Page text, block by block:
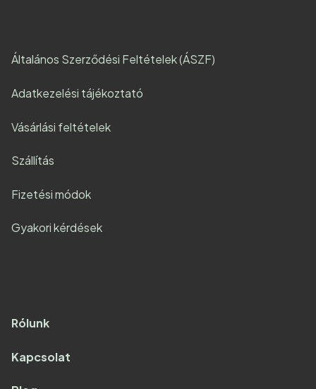
Általános Szerződési Feltételek (ÁSZF)
Adatkezelési tájékoztató
Vásárlási feltételek
Szállítás
Fizetési módok
Gyakori kérdések
Rólunk
Kapcsolat